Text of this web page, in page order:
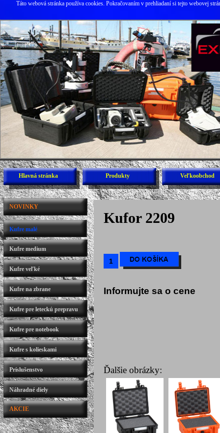
Táto webová stránka používa cookies. Pokračovaním v prehliadaní si tejto webovej
Hlavná stránka Produkty Veľkoobchod
NOVINKY
Kufre malé
Kufre medium
Kufre veľké
Kufre na zbrane
Kufre pre leteckú prepravu
Kufre pre notebook
Kufre s kolieskami
Príslušenstvo
Náhradné diely
AKCIE
Kufor 2209
Informujte sa o cene
Ďalšie obrázky: